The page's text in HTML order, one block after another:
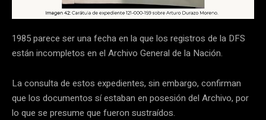
1985 parece ser una fecha en la que los registros de la DFS
están incompletos en el Archivo General de la Nación.
La consulta de estos expedientes, sin embargo, confirman
que los documentos sí estaban en posesión del Archivo, por
lo que se presume que fueron sustraídos.